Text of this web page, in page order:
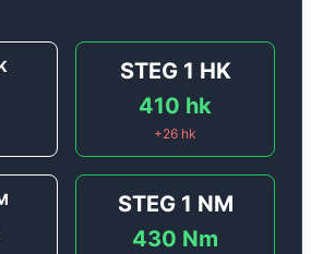
STEG 1 HK
410 hk
+26 hk
STEG 1 NM
430 Nm